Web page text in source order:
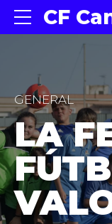
CF
GENERAL
LA